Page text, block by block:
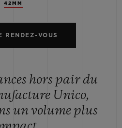
42MM
RENDEZ-VOUS
hors pair du
Unico,
un volume plus